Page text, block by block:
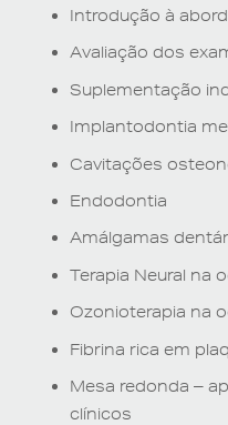
Introdução à
Avaliação dos
Suplementação
Implantodontia
Cavitações
Endodontia
Amálgamas
Terapia Neural na
Ozonioterapia na
Fibrina rica em
Mesa redonda –
clínicos